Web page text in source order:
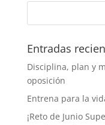
Entradas
Disciplina, plan y
oposición
Entrena para la
¡Reto de Junio